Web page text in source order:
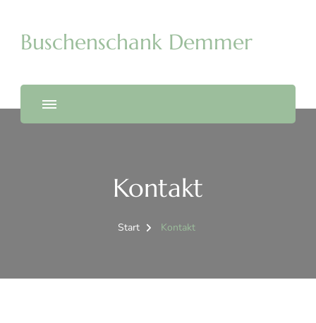
Buschenschank Demmer
Kontakt
Start Kontakt